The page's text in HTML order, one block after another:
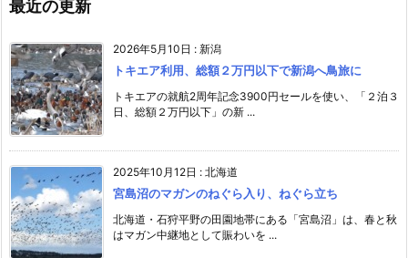
最近の更新
2026年5月10日 : 新潟
トキエア利用、総額２万円以下で新潟へ鳥旅に
トキエアの就航2周年記念3900円セールを使い、「２泊３
日、総額２万円以下」の新 ...
2025年10月12日 : 北海道
宮島沼のマガンのねぐら入り、ねぐら立ち
北海道・石狩平野の田園地帯にある「宮島沼」は、春と秋
はマガン中継地として賑わいを ...